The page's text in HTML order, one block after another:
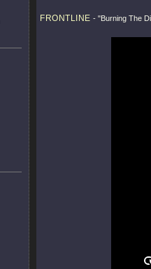
FRONTLINE - "Burning The